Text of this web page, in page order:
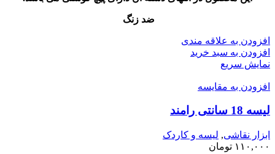
ضد زنگ
افزودن به علاقه مندی
افزودن به سبد خرید
نمایش سریع
افزودن به مقایسه
لیسه 18 سانتی رامند
ابزار نقاشی, لیسه و کاردک
۱۱۰,۰۰۰ تومان